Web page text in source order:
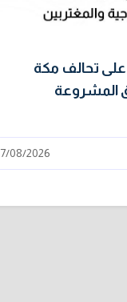
على تحالف مكة
المشروعة
7/08/2026